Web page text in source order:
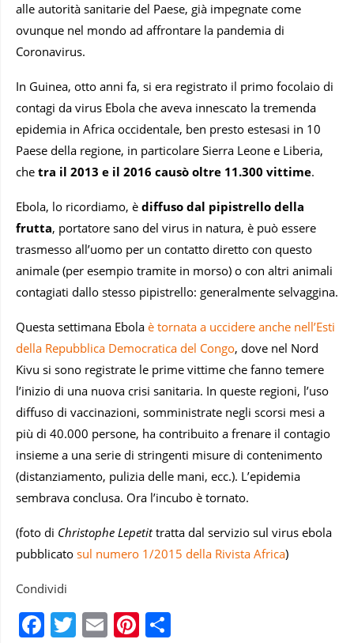
alle autorità sanitarie del Paese, già impegnate come
ovunque nel mondo ad affrontare la pandemia di
Coronavirus.
In Guinea, otto anni fa, si era registrato il primo focolaio di
contagi da virus Ebola che aveva innescato la tremenda
epidemia in Africa occidentale, ben presto estesasi in 10
Paese della regione, in particolare Sierra Leone e Liberia,
che tra il 2013 e il 2016 causò oltre 11.300 vittime.
Ebola, lo ricordiamo, è diffuso dal pipistrello della
frutta, portatore sano del virus in natura, è può essere
trasmesso all’uomo per un contatto diretto con questo
animale (per esempio tramite in morso) o con altri animali
contagiati dallo stesso pipistrello: generalmente selvaggina.
Questa settimana Ebola è tornata a uccidere anche nell’Esti
della Repubblica Democratica del Congo, dove nel Nord
Kivu si sono registrate le prime vittime che fanno temere
l’inizio di una nuova crisi sanitaria. In queste regioni, l’uso
diffuso di vaccinazioni, somministrate negli scorsi mesi a
più di 40.000 persone, ha contribuito a frenare il contagio
insieme a una serie di stringenti misure di contenimento
(distanziamento, pulizia delle mani, ecc.). L’epidemia
sembrava conclusa. Ora l’incubo è tornato.
(foto di Christophe Lepetittratta dal servizio sul virus ebola
pubblicato sul numero 1/2015 della Rivista Africa)
Condividi
Facebook
Twitter
EmailPinterest